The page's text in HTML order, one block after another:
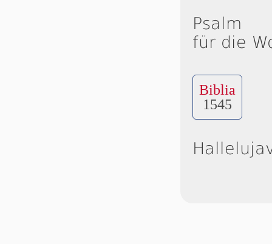
Psalm
für die
Biblia
1545